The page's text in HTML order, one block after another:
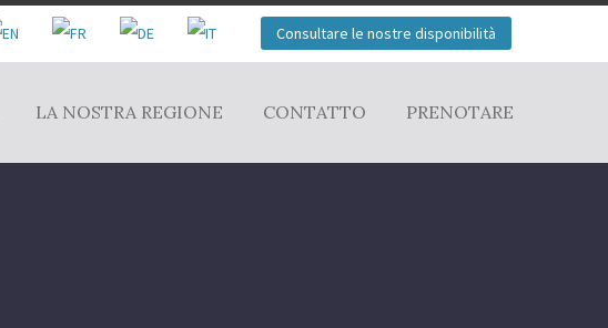
Consultare le nostre disponibilità
LA NOSTRA REGIONE CONTATTO PRENOTARE